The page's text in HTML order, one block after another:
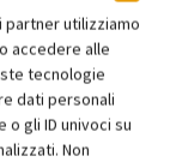
utilizziamo
accedere alle
tecnologie
dati personali
gli ID univoci su
Non